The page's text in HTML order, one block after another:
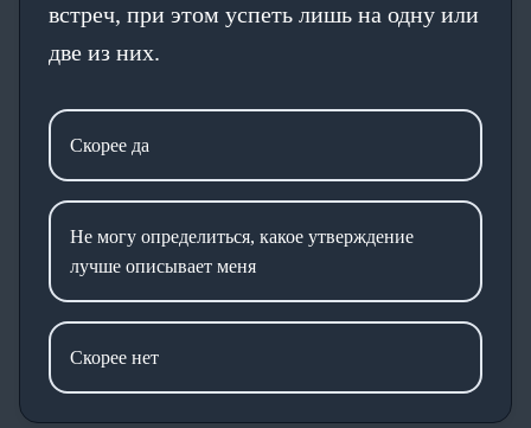
встреч, при этом успеть лишь на одну или
две из них.
Скорее да
Не могу определиться, какое утверждение
лучше описывает меня
Скорее нет